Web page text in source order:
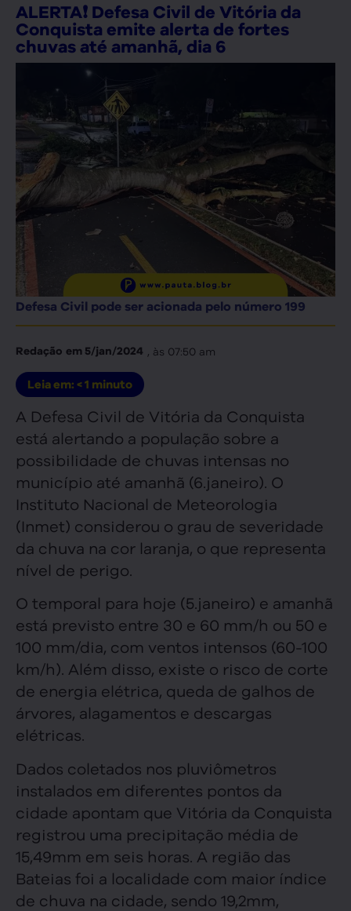
ALERTA❗ Defesa Civil de Vitória da
Conquista emite alerta de fortes
chuvas até amanhã, dia 6
Defesa Civil pode ser acionada pelo número 199
Redação em 5/jan/2024 , às 07:50 am
Leia em: < 1 minuto
A Defesa Civil de Vitória da Conquista
está alertando a população sobre a
possibilidade de chuvas intensas no
município até amanhã (6.janeiro). O
Instituto Nacional de Meteorologia
(Inmet) considerou o grau de severidade
da chuva na cor laranja, o que representa
nível de perigo.
O temporal para hoje (5.janeiro) e amanhã
está previsto entre 30 e 60 mm/h ou 50 e
100 mm/dia, com ventos intensos (60-100
km/h). Além disso, existe o risco de corte
de energia elétrica, queda de galhos de
árvores, alagamentos e descargas
elétricas.
Dados coletados nos pluviômetros
instalados em diferentes pontos da
cidade apontam que Vitória da Conquista
registrou uma precipitação média de
15,49mm em seis horas. A região das
Bateias foi a localidade com maior índice
de chuva na cidade, sendo 19,2mm,